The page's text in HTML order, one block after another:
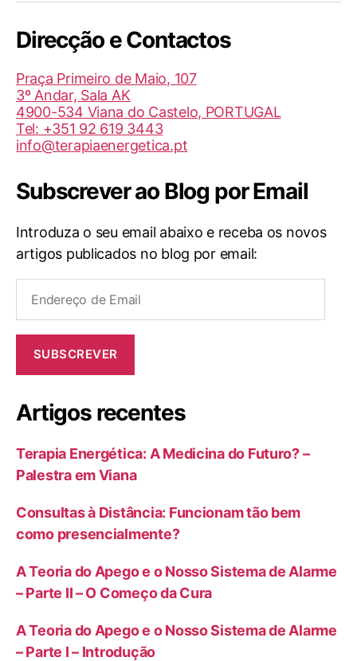
TBI/BIT
Direcção e Contactos
Praça Primeiro de Maio, 107
3º Andar, Sala AK
4900-534 Viana do Castelo, PORTUGAL
Tel: +351 92 619 3443
info@terapiaenergetica.pt
Subscrever ao Blog por Email
Introduza o seu email abaixo e receba os novos
artigos publicados no blog por email:
Email
SUBSCREVER
Artigos recentes
Terapia Energética: A Medicina do Futuro? –
Palestra em Viana
Consultas à Distância: Funcionam tão bem
como presencialmente?
A Teoria do Apego e o Nosso Sistema de Alarme
– Parte II – O Começo da Cura
A Teoria do Apego e o Nosso Sistema de Alarme
– Parte I – Introdução